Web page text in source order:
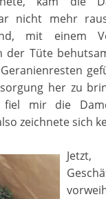
nicht mehr
mit einem
der Tüte
her zu
fiel mir die
zeichnete sich